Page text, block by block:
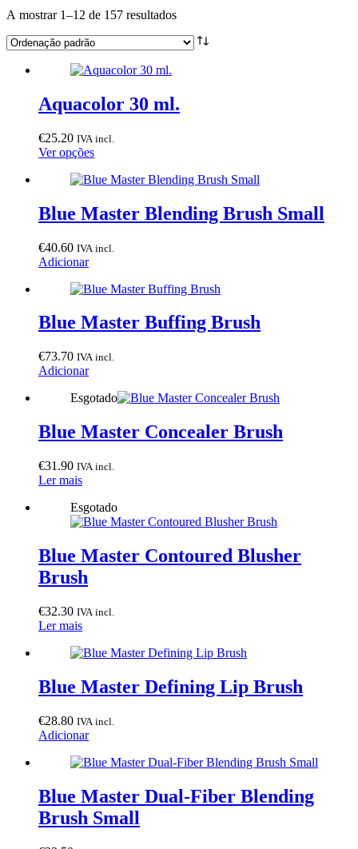
A mostrar 1–12 de 157 resultados
Aquacolor 30 ml.
€25.20 IVA incl.
Ver opçõesThis
has
variants.
The
may
on
product
Blue Master Blending Brush Small
€40.60 IVA incl.
Adicionar
Blue Master Buffing Brush
€73.70 IVA incl.
Adicionar
Esgotado
Blue Master Concealer Brush
€31.90 IVA incl.
Ler mais
Esgotado
Blue Master Contoured Blusher
Brush
€32.30 IVA incl.
Ler mais
Blue Master Defining Lip Brush
€28.80 IVA incl.
Adicionar
Blue Master Dual-Fiber Blending
Brush Small